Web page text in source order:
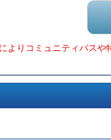
よりコミュニティバスや